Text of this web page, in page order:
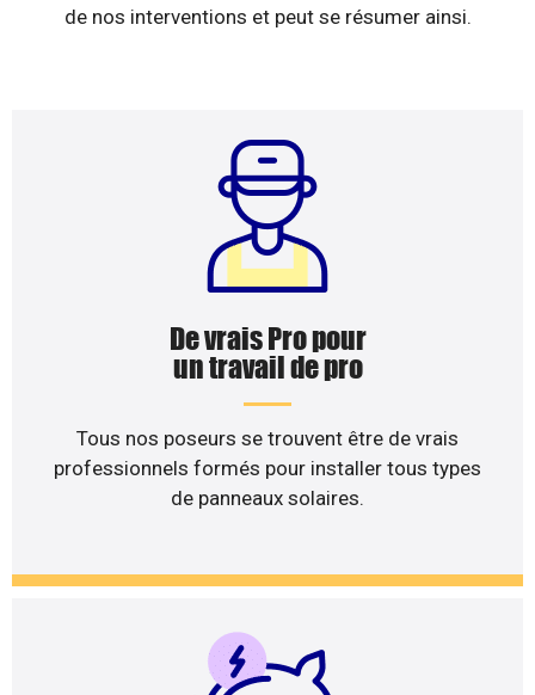
de nos interventions et peut se résumer ainsi.
De vrais Pro pour
un travail de pro
Tous nos poseurs se trouvent être de vrais
professionnels formés pour installer tous types
de panneaux solaires.